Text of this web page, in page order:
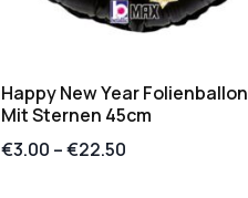
Happy New Year Folienballon
Mit Sternen 45cm
€3.00 –€22.50